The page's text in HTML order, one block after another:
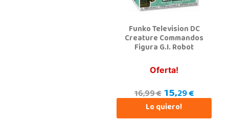
Funko Television DC
Creature Commandos
Figura G.I. Robot
Oferta!
16,99 €15,29 €
Lo quiero!